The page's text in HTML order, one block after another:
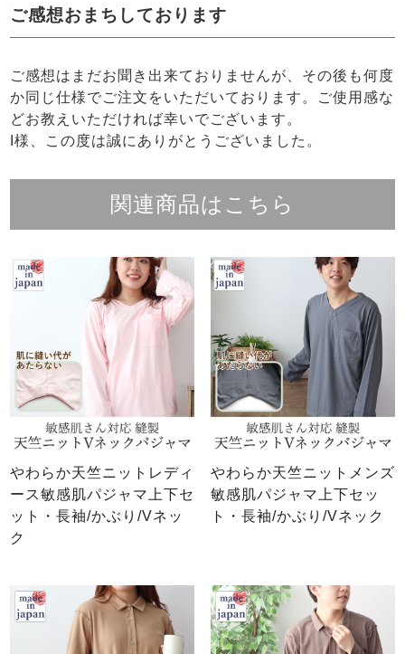
ご感想おまちしております
ご感想はまだお聞き出来ておりませんが、その後も何度
か同じ仕様でご注文をいただいております。ご使用感な
どお教えいただければ幸いでございます。
I様、この度は誠にありがとうございました。
関連商品はこちら
やわらか天竺ニットレディ
ース敏感肌パジャマ上下セ
ット・長袖/かぶり/Vネッ
ク
やわらか天竺ニットメンズ
敏感肌パジャマ上下セッ
ト・長袖/かぶり/Vネック